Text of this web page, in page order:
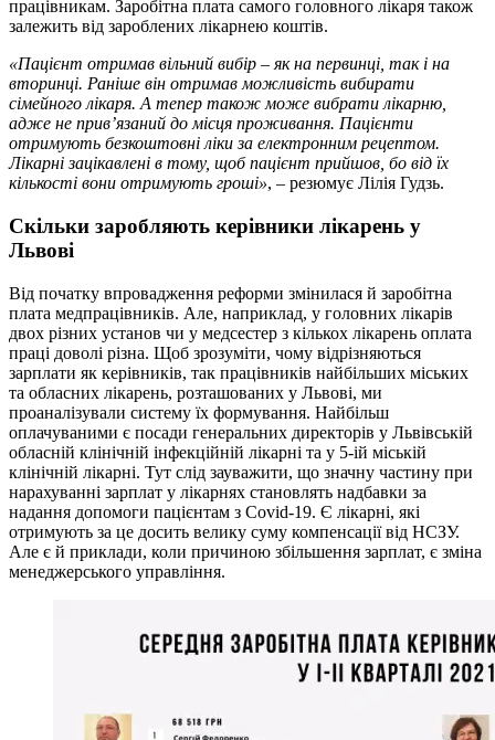
працівникам. Заробітна плата самого головного лікаря також
залежить від зароблених лікарнею коштів.
«Пацієнт отримав вільний вибір – як на первинці, так і на
вторинці. Раніше він отримав можливість вибирати
сімейного лікаря. А тепер також може вибрати лікарню,
адже не прив’язаний до місця проживання. Пацієнти
отримують безкоштовні ліки за електронним рецептом.
Лікарні зацікавлені в тому, щоб пацієнт прийшов, бо від їх
кількості вони отримують гроші», – резюмує Лілія Гудзь.
Скільки заробляють керівники лікарень у
Львові
Від початку впровадження реформи змінилася й заробітна
плата медпрацівників. Але, наприклад, у головних лікарів
двох різних установ чи у медсестер з кількох лікарень оплата
праці доволі різна. Щоб зрозуміти, чому відрізняються
зарплати як керівників, так працівників найбільших міських
та обласних лікарень, розташованих у Львові, ми
проаналізували систему їх формування. Найбільш
оплачуваними є посади генеральних директорів у Львівській
обласній клінічній інфекційній лікарні та у 5-ій міській
клінічній лікарні. Тут слід зауважити, що значну частину при
нарахуванні зарплат у лікарнях становлять надбавки за
надання допомоги пацієнтам з Covid-19. Є лікарні, які
отримують за це досить велику суму компенсації від НСЗУ.
Але є й приклади, коли причиною збільшення зарплат, є зміна
менеджерського управління.